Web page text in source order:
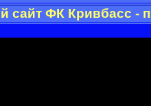
ФК Кривбасс -